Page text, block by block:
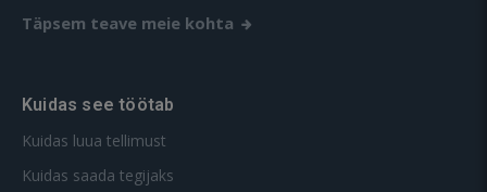
Täpsem teave meie kohta
Kuidas see töötab
Kuidas luua tellimust
Kuidas saada tegijaks